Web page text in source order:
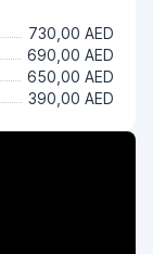
730,00 AED
690,00 AED
650,00 AED
390,00 AED